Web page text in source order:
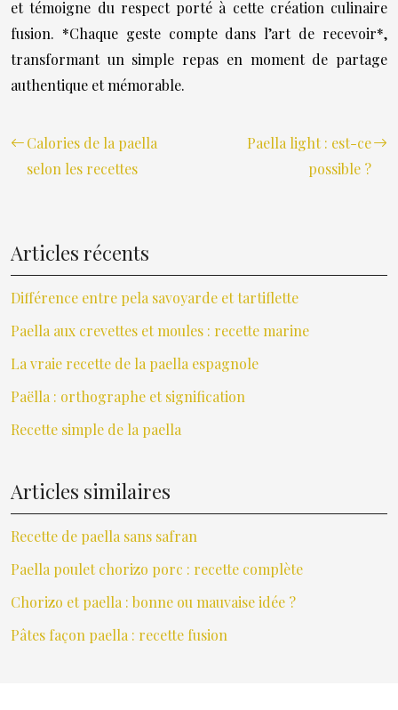
et témoigne du respect porté à cette création culinaire
fusion. *Chaque geste compte dans l’art de recevoir*,
transformant un simple repas en moment de partage
authentique et mémorable.
Calories de la paella
selon les recettes
Paella light : est-ce
possible ?
Articles récents
Différence entre pela savoyarde et tartiflette
Paella aux crevettes et moules : recette marine
La vraie recette de la paella espagnole
Paëlla : orthographe et signification
Recette simple de la paella
Articles similaires
Recette de paella sans safran
Paella poulet chorizo porc : recette complète
Chorizo et paella : bonne ou mauvaise idée ?
Pâtes façon paella : recette fusion